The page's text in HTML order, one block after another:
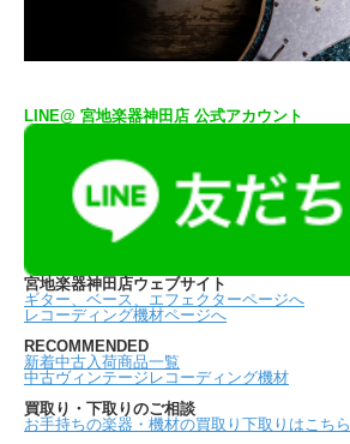
LINE@ 宮地楽器神田店 公式アカウント
宮地楽器神田店ウェブサイト
ギター、ベース、エフェクターページへ
レコーディング機材ページへ
RECOMMENDED
新着中古入荷商品一覧
中古ヴィンテージレコーディング機材
買取り・下取りのご相談
お手持ちの楽器・機材の買取り下取りはこちら